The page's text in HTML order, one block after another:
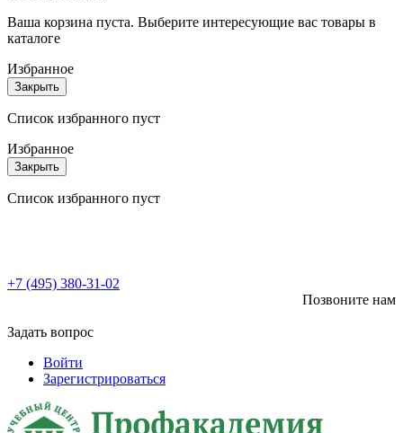
Ваша корзина пуста. Выберите интересующие вас товары в
каталоге
Избранное
Закрыть
Список избранного пуст
Избранное
Закрыть
Список избранного пуст
+7 (495) 380-31-02
Позвоните нам
Задать вопрос
Войти
Зарегистрироваться